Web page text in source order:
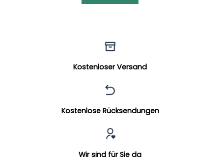
Kostenloser Versand
Kostenlose Rücksendungen
Wir sind für Sie da